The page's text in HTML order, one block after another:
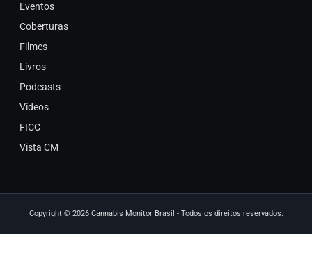
Eventos
Coberturas
Filmes
Livros
Podcasts
Vídeos
FICC
Vista CM
Copyright © 2026 Cannabis Monitor Brasil - Todos os direitos reservados.